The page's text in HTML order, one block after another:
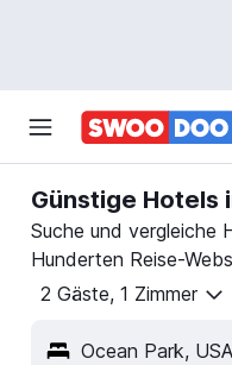
Günstige Hotels
Suche und vergleiche
Hunderten Reise-
2 Gäste, 1 Zimmer
Ocean Park, USA